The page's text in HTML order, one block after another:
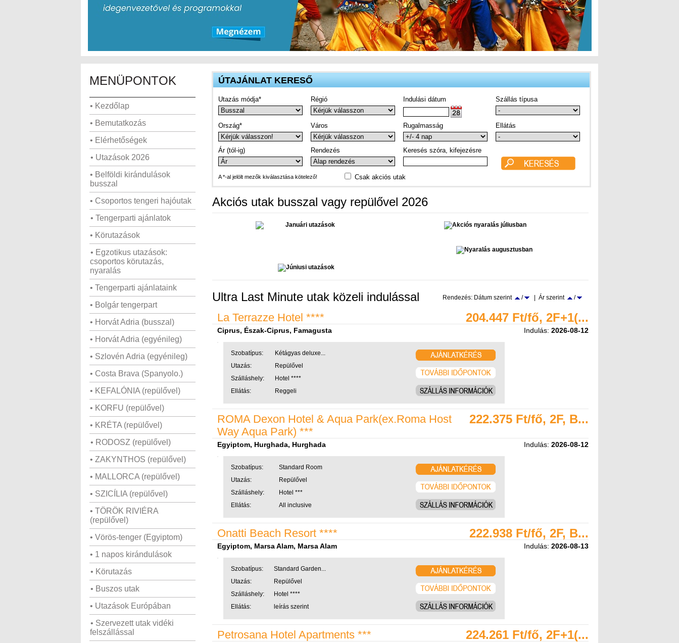
MENÜPONTOK
• Kezdőlap
• Bemutatkozás
• Elérhetőségek
• Utazások 2026
• Belföldi kirándulások
busszal
• Csoportos tengeri hajóutak
• Tengerparti ajánlatok
• Körutazások
• Egzotikus utazások:
csoportos körutazás,
nyaralás
• Tengerparti ajánlataink
• Bolgár tengerpart
• Horvát Adria (busszal)
• Horvát Adria (egyénileg)
• Szlovén Adria (egyénileg)
• Costa Brava (Spanyolo.)
• KEFALÓNIA (repülővel)
• KORFU (repülővel)
• KRÉTA (repülővel)
• RODOSZ (repülővel)
• ZAKYNTHOS (repülővel)
• MALLORCA (repülővel)
• SZICÍLIA (repülővel)
• TÖRÖK RIVIÉRA
(repülővel)
• Vörös-tenger (Egyiptom)
• 1 napos kirándulások
• Körutazás
• Buszos utak
• Utazások Európában
• Szervezett utak vidéki
felszállással
ÚTAJÁNLAT KERESŐ
Utazás módja* Régió Indulási dátum Szállás típusa
Ország* Város Rugalmasság Ellátás
Ár (tól-ig) Rendezés Keresés szóra, kifejezésre
A *-al jelölt mezők kiválasztása kötelező! Csak akciós utak
Akciós utak busszal vagy repülővel 2026
Ultra Last Minute utak közeli indulással Rendezés: Dátum szerint / | Ár szerint /
La Terrazze Hotel **** 204.447 Ft/fő, 2F+1(...
Ciprus, Észak-Ciprus, Famagusta Indulás: 2026-08-12
Szobatípus:
Kétágyas deluxe...
Utazás:
Repülővel
Szálláshely:
Hotel ****
Ellátás:
Reggeli
ROMA Dexon Hotel & Aqua Park(ex.Roma Host
Way Aqua Park) ***
222.375 Ft/fő, 2F, B...
Egyiptom, Hurghada, Hurghada Indulás: 2026-08-12
Szobatípus:
Standard Room
Utazás:
Repülővel
Szálláshely:
Hotel ***
Ellátás:
All inclusive
Onatti Beach Resort **** 222.938 Ft/fő, 2F, B...
Egyiptom, Marsa Alam, Marsa Alam Indulás: 2026-08-13
Szobatípus:
Standard Garden...
Utazás:
Repülővel
Szálláshely:
Hotel ****
Ellátás:
leírás szerint
Petrosana Hotel Apartments *** 224.261 Ft/fő, 2F+1(...